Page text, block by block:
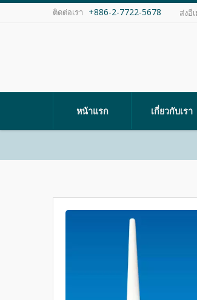
ติดต่อเรา +886-2-7722-5678 ส่งอี
หน้าแรก เกี่ยวกับเรา